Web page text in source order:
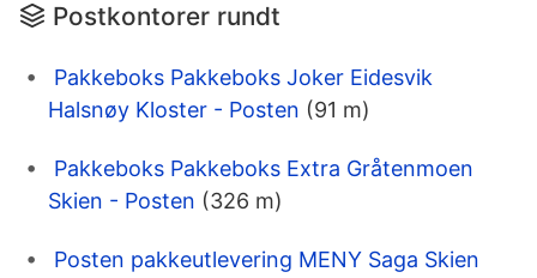
Postkontorer rundt
Pakkeboks Pakkeboks Joker Eidesvik
Halsnøy Kloster - Posten (91 m)
Pakkeboks Pakkeboks Extra Gråtenmoen
Skien - Posten (326 m)
Posten pakkeutlevering MENY Saga Skien